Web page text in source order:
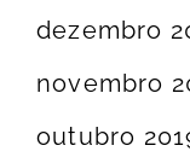
dezembro
novembro
outubro